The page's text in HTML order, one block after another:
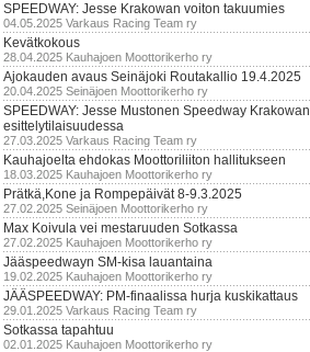
SPEEDWAY: Jesse Krakowan voiton takuumies
04.05.2025 Varkaus Racing Team ry
Kevätkokous
28.04.2025 Kauhajoen Moottorikerho ry
Ajokauden avaus Seinäjoki Routakallio 19.4.2025
20.04.2025 Seinäjoen Moottorikerho ry
SPEEDWAY: Jesse Mustonen Speedway Krakowan
esittelytilaisuudessa
27.03.2025 Varkaus Racing Team ry
Kauhajoelta ehdokas Moottoriliiton hallitukseen
18.03.2025 Kauhajoen Moottorikerho ry
Prätkä,Kone ja Rompepäivät 8-9.3.2025
27.02.2025 Seinäjoen Moottorikerho ry
Max Koivula vei mestaruuden Sotkassa
27.02.2025 Kauhajoen Moottorikerho ry
Jääspeedwayn SM-kisa lauantaina
19.02.2025 Kauhajoen Moottorikerho ry
JÄÄSPEEDWAY: PM-finaalissa hurja kuskikattaus
29.01.2025 Varkaus Racing Team ry
Sotkassa tapahtuu
02.01.2025 Kauhajoen Moottorikerho ry